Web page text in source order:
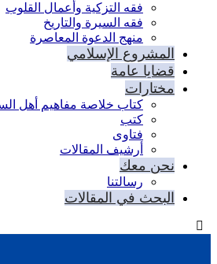
فقه التزكية وأعمال القلوب
فقه السيرة والتاريخ
منهج الدعوة المعاصرة
المشروع الإسلامي
قضايا عامة
مختارات
كتاب خلاصة مفاهيم أهل
كتب
فتاوى
أرشيف المقالات
نحن معك
رسالتنا
البحث في المقالات